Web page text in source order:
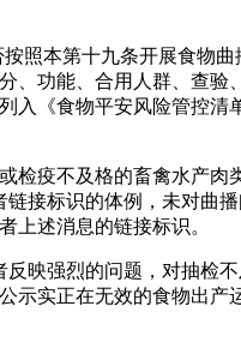
本第十九条开展食物
功能、合用人群、查
《食物平安风险管控
疫不及格的畜禽水产肉
接标识的体例，未对曲
上述消息的链接标识。
强烈的问题，对抽检
实正在无效的食物出